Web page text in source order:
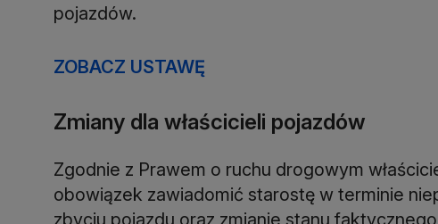
pojazdów.
ZOBACZ USTAWĘ
Zmiany dla właścicieli pojazdów
Zgodnie z Prawem o ruchu drogowym
obowiązek zawiadomić starostę w terminie
zbyciu pojazdu oraz zmianie stanu